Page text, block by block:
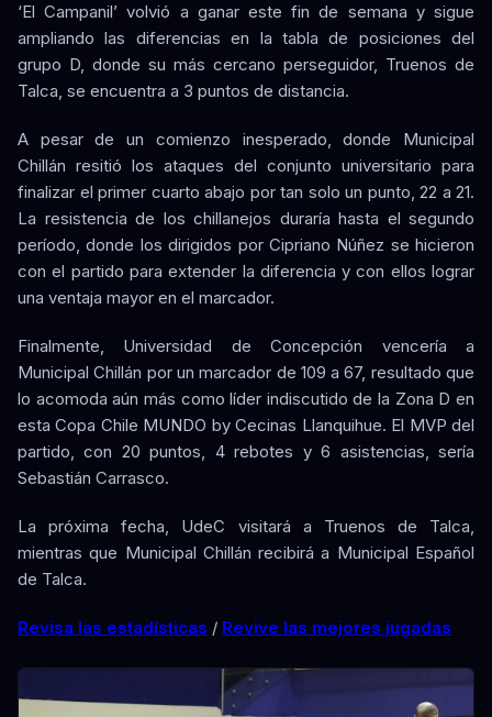
‘El Campanil’ volvió a ganar este fin de semana y sigue
ampliando las diferencias en la tabla de posiciones del
grupo D, donde su más cercano perseguidor, Truenos de
Talca, se encuentra a 3 puntos de distancia.
A pesar de un comienzo inesperado, donde Municipal
Chillán resitió los ataques del conjunto universitario para
finalizar el primer cuarto abajo por tan solo un punto, 22 a 21.
La resistencia de los chillanejos duraría hasta el segundo
período, donde los dirigidos por Cipriano Núñez se hicieron
con el partido para extender la diferencia y con ellos lograr
una ventaja mayor en el marcador.
Finalmente, Universidad de Concepción vencería a
Municipal Chillán por un marcador de 109 a 67, resultado que
lo acomoda aún más como líder indiscutido de la Zona D en
esta Copa Chile MUNDO by Cecinas Llanquihue. El MVP del
partido, con 20 puntos, 4 rebotes y 6 asistencias, sería
Sebastián Carrasco.
La próxima fecha, UdeC visitará a Truenos de Talca,
mientras que Municipal Chillán recibirá a Municipal Español
de Talca.
Revisa las estadísticas / Revive las mejores jugadas